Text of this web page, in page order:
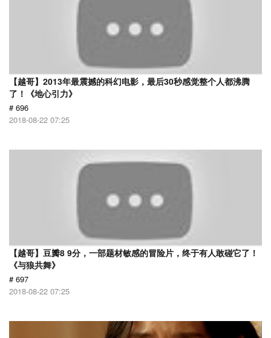
【越哥】2013年最震撼的科幻电影，最后30秒感觉整个人都沸腾
了！《地心引力》
# 696
2018-08-22 07:25
【越哥】豆瓣8 9分，一部题材敏感的冒险片，终于有人敢碰它了！
《与狼共舞》
# 697
2018-08-22 07:25